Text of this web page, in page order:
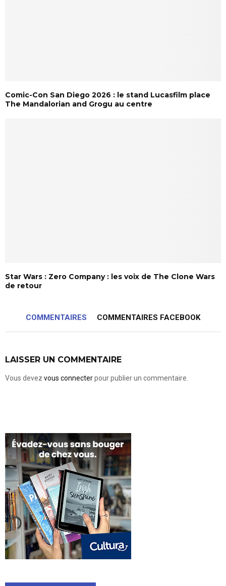
Comic-Con San Diego 2026 : le stand Lucasfilm place
The Mandalorian and Grogu au centre
Star Wars : Zero Company : les voix de The Clone Wars
de retour
COMMENTAIRES COMMENTAIRES FACEBOOK
LAISSER UN COMMENTAIRE
Vous devez vous connecterpour publier un commentaire.